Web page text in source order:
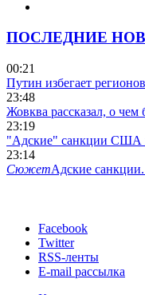
ПОСЛЕДНИЕ
00:21
Путин избегает
23:48
Жовква рассказал, о чем
23:19
"Адские" санкции США
23:14
СюжетАдские
Facebook
Twitter
RSS-ленты
E-mail рассылка